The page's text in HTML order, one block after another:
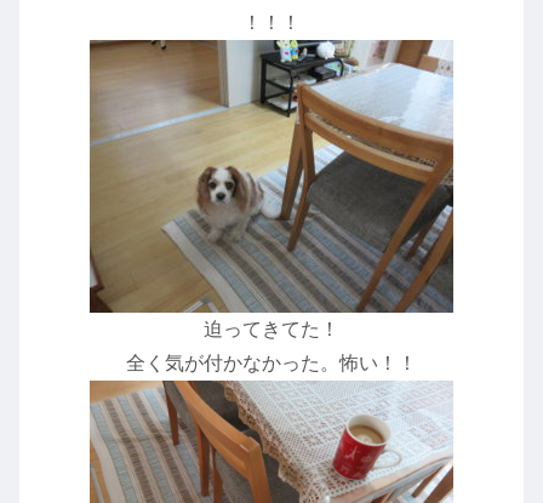
！！！
迫ってきてた！
全く気が付かなかった。怖い！！